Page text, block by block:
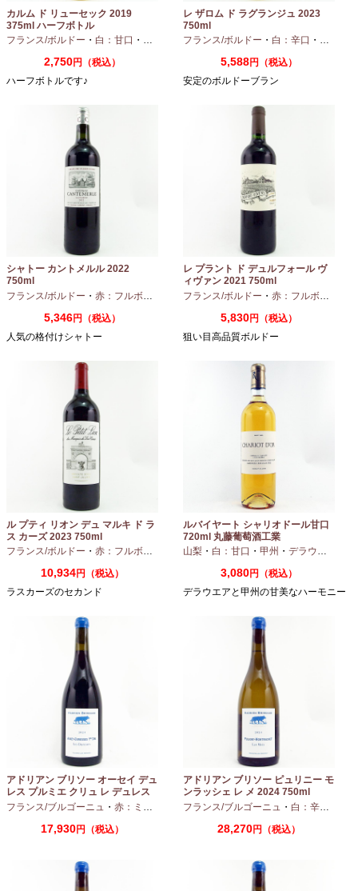
カルム ド リューセック 2019
375ml ハーフボトル
フランス/ボルドー ・ 白：甘口 ・ セミヨン ・ソーヴィニオンブラン
2,750円（税込）
ハーフボトルです♪
レ ザロム ド ラグランジュ 2023
750ml
フランス/ボルドー ・ 白：辛口 ・ セミヨン
5,588円（税込）
安定のボルドーブラン
シャトー カントメルル 2022
750ml
フランス/ボルドー ・ 赤：フルボディ カベルネ・カベルネフラン ・プティヴェル
5,346円（税込）
人気の格付けシャトー
レ プラント ド デュルフォール ヴ
ィヴァン 2021 750ml
フランス/ボルドー ・ 赤：フルボディ
5,830円（税込）
狙い目高品質ボルドー
ル プティ リオン デュ マルキ ド ラ
ス カーズ 2023 750ml
フランス/ボルドー ・ 赤：フルボディ
10,934円（税込）
ラスカーズのセカンド
ルバイヤート シャリオドール甘口
720ml 丸藤葡萄酒工業
山梨 ・ 白：甘口 ・ 甲州 ・ デラウエア
3,080円（税込）
デラウエアと甲州の甘美なハーモニー
アドリアン ブリソー オーセイ デュ
レス プルミエ クリュ レ デュレス
2024 750ml
フランス/ブルゴーニュ ・ 赤：ミディアムボディ ・ピノノワール
17,930円（税込）
アドリアン ブリソー ピュリニー モ
ンラッシェ レ メ 2024 750ml
フランス/ブルゴーニュ ・ 白：辛口
28,270円（税込）